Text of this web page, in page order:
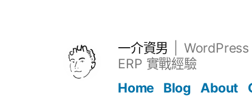
一介資男
WordPress
ERP 實戰經驗
Home
Blog About